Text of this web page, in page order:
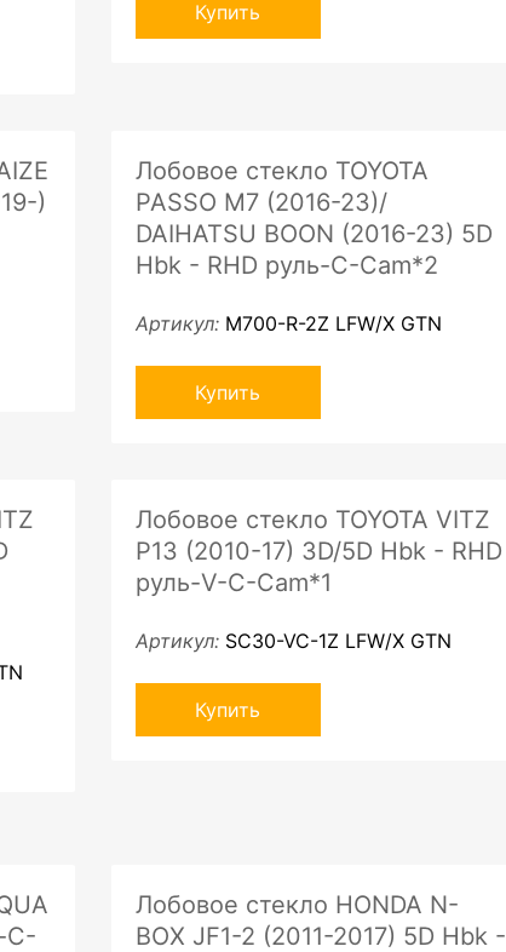
Купить
)
Лобовое стекло TOYOTA
PASSO M7 (2016-23)/
DAIHATSU BOON (2016-23) 5D
Hbk - RHD руль-C-Cam*2
Артикул: M700-R-2Z LFW/X GTN
Купить
Лобовое стекло TOYOTA VITZ
P13 (2010-17) 3D/5D Hbk - RHD
руль-V-С-Cam*1
Артикул: SC30-VC-1Z LFW/X GTN
Купить
C-
Лобовое стекло HONDA N-
BOX JF1-2 (2011-2017) 5D Hbk -